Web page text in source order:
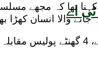
اے
ارمغان کے وکیل نے کہا کہ ملزمان یا